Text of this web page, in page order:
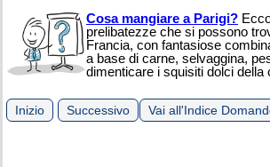
Cosa mangiare a Parigi?
prelibatezze che si possono
Francia, con fantasiose
a base di carne, selvaggina,
dimenticare i squisiti dolci della
Inizio Successivo Vai all'Indice